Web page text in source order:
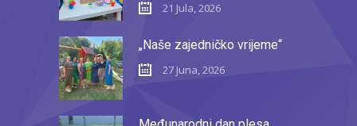
21 Jula, 2026
„Naše zajedničko vrijeme“
27 Juna, 2026